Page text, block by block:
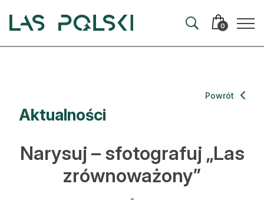
0
Artykuły
Hodowla lasu
Ochrona lasu
Nowe technologie
Aktualności
Powrót
Narysuj – sfotografuj „Las
zrównoważony”
-